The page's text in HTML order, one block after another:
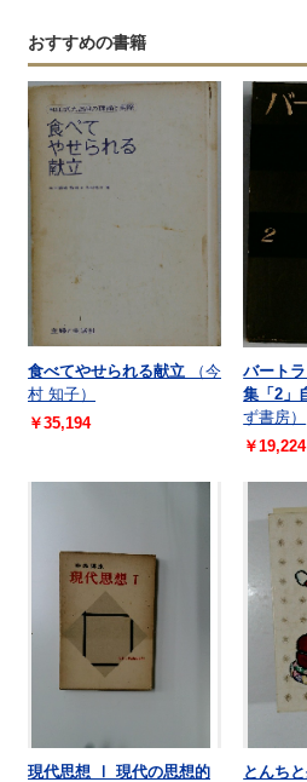
おすすめの書籍
食べてやせられる献立
（今
村 知子）
￥35,194
バート
集「2」
ず書房）
￥19,224
現代思想 Ⅰ 現代の思想的 とんち